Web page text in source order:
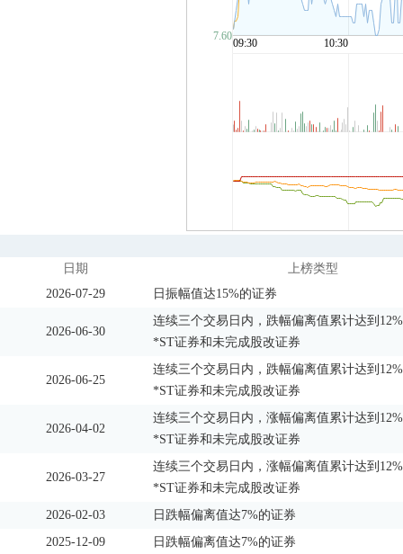
日期
上榜类型
2026-07-29
日振幅值达15%的证券
2026-06-30
连续三个交易日内，跌幅偏离值累计达到
*ST证券和未完成股改证券
2026-06-25
连续三个交易日内，跌幅偏离值累计达到
*ST证券和未完成股改证券
2026-04-02
连续三个交易日内，涨幅偏离值累计达到
*ST证券和未完成股改证券
2026-03-27
连续三个交易日内，涨幅偏离值累计达到
*ST证券和未完成股改证券
2026-02-03
日跌幅偏离值达7%的证券
2025-12-09
日跌幅偏离值达7%的证券